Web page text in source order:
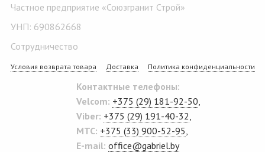
Частное предприятие «Союзгранит Строй»
УНП: 690862668
Сотрудничество
Условия возврата товара Доставка Политика конфиденциальности
Контактные телефоны:
Velcom: +375 (29) 181-92-50
Viber: +375 (29) 191-40-32
MTC: +375 (33) 900-52-95
E-mail: office@gabriel.by